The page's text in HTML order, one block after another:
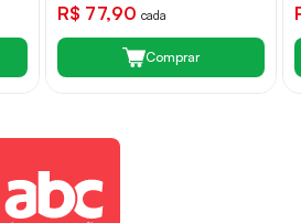
R$ 77,90 cada
Comprar